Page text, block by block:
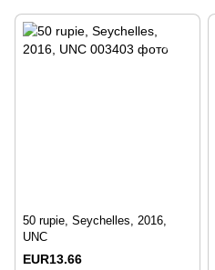
50 rupie, Seychelles, 2016,
UNC
EUR13.66